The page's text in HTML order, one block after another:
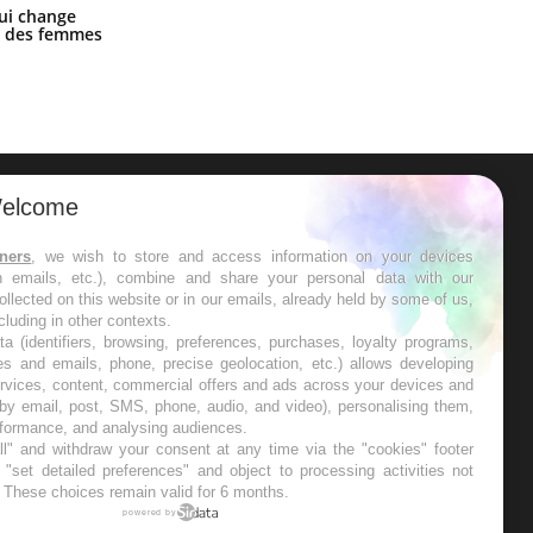
change
femmes
les semaines les meilleures
, we wish to store and access information on your devices
emails, etc.), combine and share your personal data with our
on this website or in our emails, already held by some of us,
in other contexts.
(identifiers, browsing, preferences, purchases, loyalty programs,
and emails, phone, precise geolocation, etc.) allows developing
content, commercial offers and ads across your devices and
email, post, SMS, phone, audio, and video), personalising them,
and analysing audiences.
and withdraw your consent at any time via the "cookies" footer
detailed preferences" and object to processing activities not
choices remain valid for 6 months.
powered by